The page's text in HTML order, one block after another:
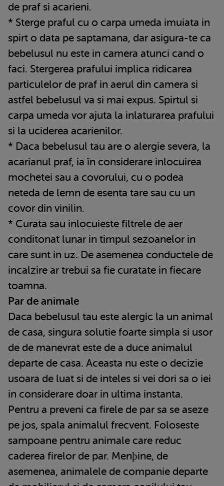
de praf si acarieni.
* Sterge praful cu o carpa umeda imuiata in
spirt o data pe saptamana, dar asigura-te ca
bebelusul nu este in camera atunci cand o
faci. Stergerea prafului implica ridicarea
particulelor de praf in aerul din camera si
astfel bebelusul va si mai expus. Spirtul si
carpa umeda vor ajuta la inlaturarea prafului
si la uciderea acarienilor.
* Daca bebelusul tau are o alergie severa, la
acarianul praf, ia în considerare inlocuirea
mochetei sau a covorului, cu o podea
neteda de lemn de esenta tare sau cu un
covor din vinilin.
* Curata sau inlocuieste filtrele de aer
conditonat lunar in timpul sezoanelor in
care sunt in uz. De asemenea conductele de
incalzire ar trebui sa fie curatate in fiecare
toamna.
Par de animale
Daca bebelusul tau este alergic la un animal
de casa, singura solutie foarte simpla si usor
de de manevrat este de a duce animalul
departe de casa. Aceasta nu este o decizie
usoara de luat si de inteles si vei dori sa o iei
in considerare doar in ultima instanta.
Pentru a preveni ca firele de par sa se aseze
pe jos, spala animalul frecvent. Foloseste
sampoane pentru animale care reduc
caderea firelor de par. Menþine, de
asemenea, animalele de companie departe